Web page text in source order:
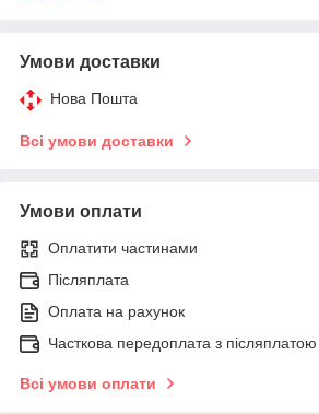
Умови доставки
Нова Пошта
Всі умови доставки
Умови оплати
Оплатити частинами
Післяплата
Оплата на рахунок
Часткова передоплата з післяплатою
Всі умови оплати